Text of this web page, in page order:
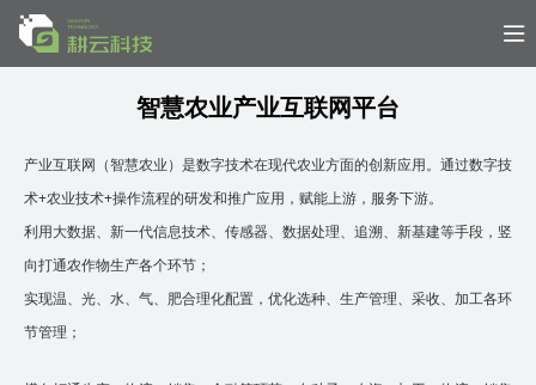
智慧农业产业互联网平台
产业互联网（智慧农业）是数字技术在现代农业方面的创新应用。通过数字技
术+农业技术+操作流程的研发和推广应用，赋能上游，服务下游。
利用大数据、新一代信息技术、传感器、数据处理、追溯、新基建等手段，竖
向打通农作物生产各个环节；
实现温、光、水、气、肥合理化配置，优化选种、生产管理、采收、加工各环
节管理；